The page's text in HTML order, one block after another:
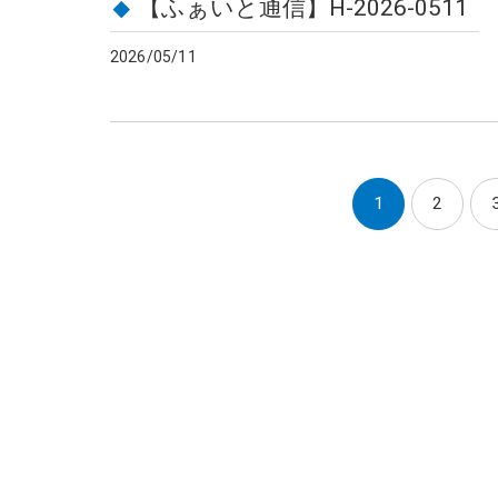
【ふぁいと通信】H-2026-0511
2026/05/11
1 2